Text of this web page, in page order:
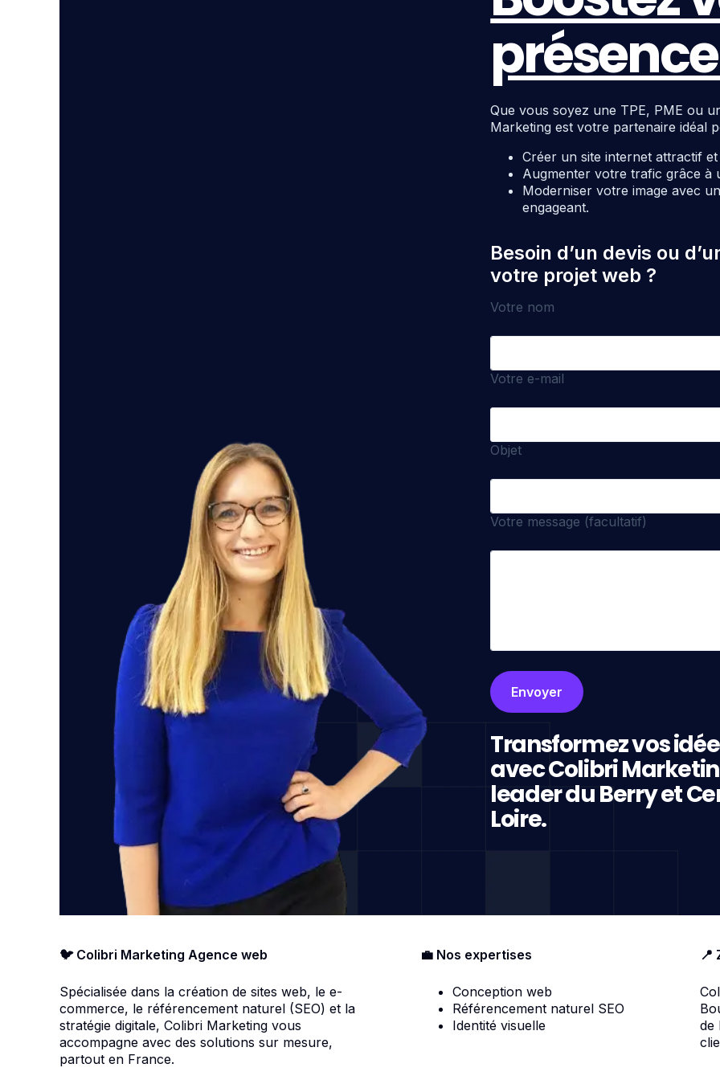
Que vous soyez une TPE, PME ou
Marketing est votre partenaire idéal
Créer un site internet attractif
Augmenter votre trafic grâce à
Moderniser votre image avec
engageant.
Besoin d’un devis ou
votre projet web ?
Votre nom
Votre e-mail
Objet
Votre message (facultatif)
Transformez vos
avec Colibri
leader du Berry et
Loire.
🐦 Colibri Marketing Agence web
Spécialisée dans la création de sites web, le e-
commerce, le référencement naturel (SEO) et la
stratégie digitale, Colibri Marketing vous
accompagne avec des solutions sur mesure,
partout en France.
💼 Nos expertises
Conception web
Référencement naturel SEO
Identité visuelle
📍
de